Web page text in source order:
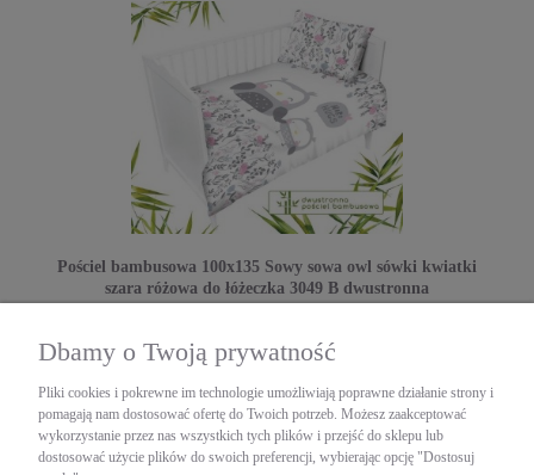
Pościel bambusowa 100x135 Sowy sowa owl sówki kwiatki
szara różowa do łóżeczka 3049 B dwustronna
65,00 zł
zawiera 23% VAT, bez kosztów dostawy
POWIADOM O DOSTĘPNOŚCI
Dbamy o Twoją prywatność
Pliki cookies i pokrewne im technologie umożliwiają poprawne działanie strony i
pomagają nam dostosować ofertę do Twoich potrzeb. Możesz zaakceptować
wykorzystanie przez nas wszystkich tych plików i przejść do sklepu lub
dostosować użycie plików do swoich preferencji, wybierając opcję "Dostosuj